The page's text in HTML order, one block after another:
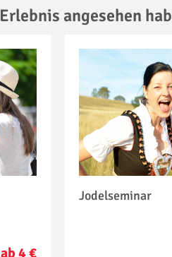
angesehen
ab 4 €
Jodelseminar